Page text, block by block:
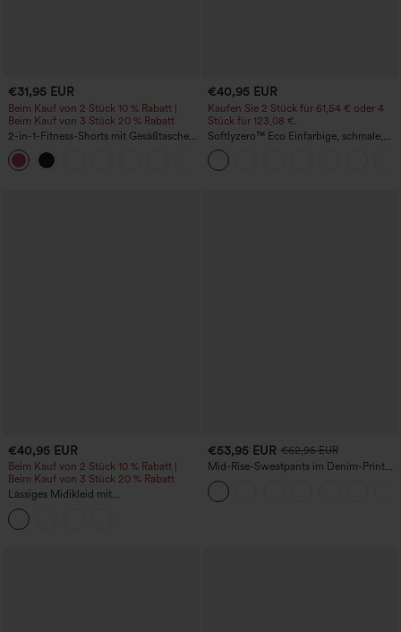
€31,95 EUR
Beim Kauf von 2 Stück 10 % Rabatt |
Beim Kauf von 3 Stück 20 % Rabatt
2-in-1-Fitness-Shorts mit Gesäßtasche
und seitlicher versteckter Tasche 6,3 cm
€40,95 EUR
Kaufen Sie 2 Stück für 61,54 € oder 4
Stück für 123,08 €.
Softlyzero™ Eco Einfarbige, schmale,
hoch taillierte Wanderhose mit
mehreren Taschen
€40,95 EUR
Beim Kauf von 2 Stück 10 % Rabatt |
Beim Kauf von 3 Stück 20 % Rabatt
Lässiges Midikleid mit
Rundhalsausschnitt, integriertem BH,
ärmellos und Rüschensaum
€53,95 EUR €62,95 EUR
Mid-Rise-Sweatpants im Denim-Print
aus French Terry, lässig, mit Taschen